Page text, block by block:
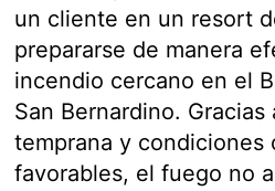
un cliente en un resort
prepararse de manera
incendio cercano en el
San Bernardino.
temprana y condiciones
favorables, el fuego no